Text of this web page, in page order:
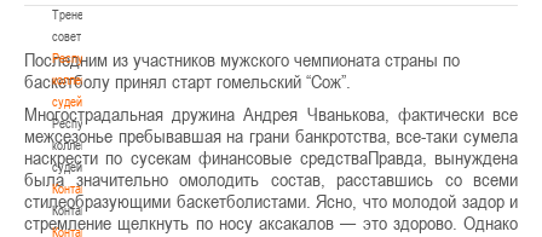
Тренерский
совет
Республиканская
коллегия
судей
Республиканская
коллегия
судей
Контакты
Контакты
Контакты
Последним из участников мужского чемпионата страны по
баскетболу принял старт гомельский “Сож”.
Многострадальная дружина Андрея Чванькова, фактически все
межсезонье пребывавшая на грани банкротства, все-таки сумела
наскрести по сусекам финансовые средстваПравда, вынуждена
была значительно омолодить состав, расставшись со всеми
стилеобразующими баскетболистами. Ясно, что молодой задор и
стремление щелкнуть по носу аксакалов — это здорово. Однако